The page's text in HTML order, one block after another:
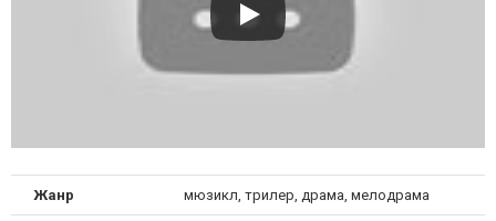
Жанр мюзикл, трилер, драма, мелодрама